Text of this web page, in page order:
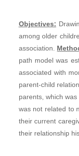
Objectives:
among older
association.
path model was
associated with
parent-child
parents, which
was not related to
their current
their relationship